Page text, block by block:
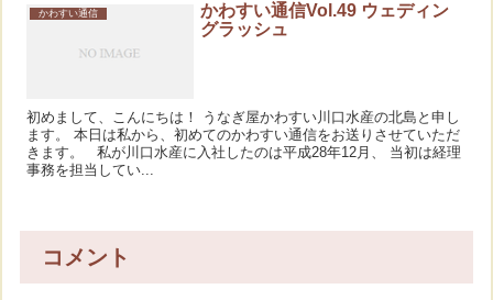
かわすい通信
かわすい通信Vol.49 ウェディン
グラッシュ
初めまして、こんにちは！ うなぎ屋かわすい川口水産の北島と申し
ます。 本日は私から、初めてのかわすい通信をお送りさせていただ
きます。 私が川口水産に入社したのは平成28年12月、 当初は経理
事務を担当してい...
コメント